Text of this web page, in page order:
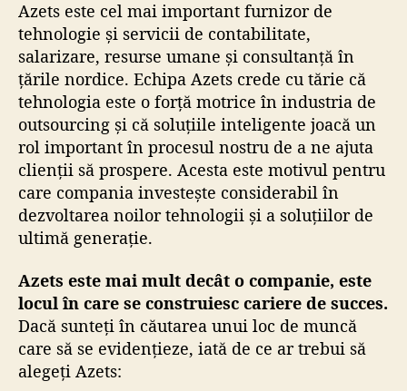
Azets este cel mai important furnizor de
tehnologie și servicii de contabilitate,
salarizare, resurse umane și consultanță în
țările nordice. Echipa Azets crede cu tărie că
tehnologia este o forță motrice în industria de
outsourcing și că soluțiile inteligente joacă un
rol important în procesul nostru de a ne ajuta
clienții să prospere. Acesta este motivul pentru
care compania investește considerabil în
dezvoltarea noilor tehnologii și a soluțiilor de
ultimă generație.
Azets este mai mult decât o companie, este
locul în care se construiesc cariere de succes.
Dacă sunteți în căutarea unui loc de muncă
care să se evidențieze, iată de ce ar trebui să
alegeți Azets: